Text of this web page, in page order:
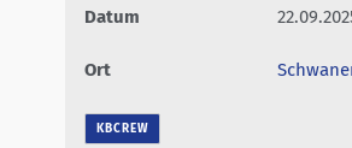
Datum
Ort
KBCREW
Dancing Diamonds (Ü25)